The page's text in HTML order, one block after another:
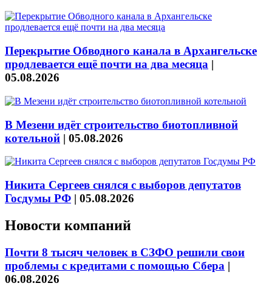
Перекрытие Обводного канала в Архангельске
продлевается ещё почти на два месяца |
05.08.2026
В Мезени идёт строительство биотопливной
котельной | 05.08.2026
Никита Сергеев снялся с выборов депутатов
Госдумы РФ | 05.08.2026
Новости компаний
Почти 8 тысяч человек в СЗФО решили свои
проблемы с кредитами с помощью Сбера |
06.08.2026